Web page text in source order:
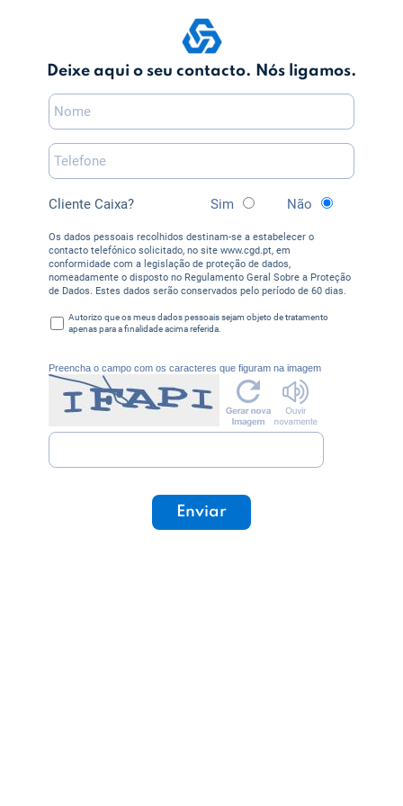
Deixe aqui o seu contacto. Nós ligamos.
Cliente Caixa? Não
Sim
Os dados pessoais recolhidos destinam-se a estabelecer o
contacto telefónico solicitado, no site www.cgd.pt, em
conformidade com a legislação de proteção de dados,
nomeadamente o disposto no Regulamento Geral Sobre a Proteção
de Dados. Estes dados serão conservados pelo período de 60 dias.
Autorizo que os meus dados pessoais sejam objeto de tratamento
apenas para a finalidade acima referida.
Preencha o campo com os caracteres que figuram na imagem